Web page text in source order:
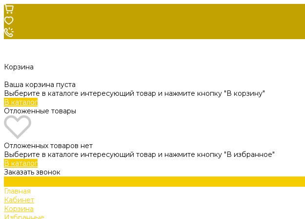
Корзина
Ваша корзина пуста
Выберите в каталоге интересующий товар и нажмите кнопку "В корзину"
В каталог
Отложенные товары
Отложенных товаров нет
Выберите в каталоге интересующий товар и нажмите кнопку "В избранное"
В каталог
Заказать звонок
Главная
Кабинет
Корзина